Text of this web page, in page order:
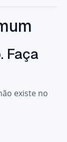
Faça
existe no